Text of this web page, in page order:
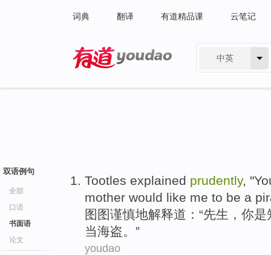
词典 翻译 有道精品课 云笔记
中英
双语例句
全部
口语
书面语
论文
Tootles explained prudently, "
mother would like me to be a
图图谨慎地解释道 ：“先生 ， 你是
当海盗。”
youdao